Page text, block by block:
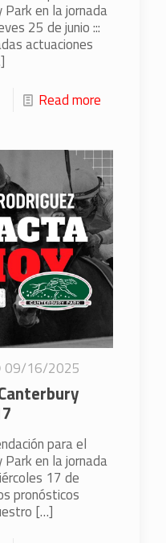
en la jornada
25 de junio :::
actuaciones
Read more
09/16/2025
para el
en la jornada
17 de
pronósticos
[…]